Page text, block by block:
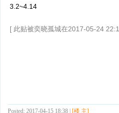
3.2~4.14
[ 此贴被奕晓孤城在2017-05-24
Posted: 2017-04-15 18:38 | [楼 主]